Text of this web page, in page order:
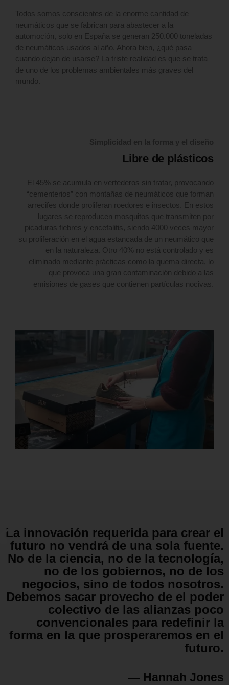
Todos somos conscientes de la enorme cantidad de
neumáticos que se fabrican para abastecer a la
automoción, solo en España se generan 250.000 toneladas
de neumáticos usados al año. Ahora bien, ¿qué pasa
cuando dejan de usarse? La triste realidad es que se trata
de uno de los problemas ambientales más graves del
mundo.
Libre de plásticos
El 45% se acumula en vertederos sin tratar, provocando
“cementerios” con montañas de neumáticos que forman
arrecifes donde proliferan roedores e insectos. En estos
lugares se reproducen mosquitos que transmiten por
picaduras fiebres y encefalitis, siendo 4000 veces mayor
su proliferación en el agua estancada de un neumático que
en la naturaleza. Otro 40% no está controlado y es
eliminado mediante prácticas como la quema directa, lo
que provoca una gran contaminación debido a las
emisiones de gases que contienen partículas nocivas.
La innovación requerida para crear el
futuro no vendrá de una sola fuente.
No de la ciencia, no de la tecnología,
no de los gobiernos, no de los
negocios, sino de todos nosotros.
Debemos sacar provecho de el poder
colectivo de las alianzas poco
convencionales para redefinir la
forma en la que prosperaremos en el
futuro.
— Hannah Jones